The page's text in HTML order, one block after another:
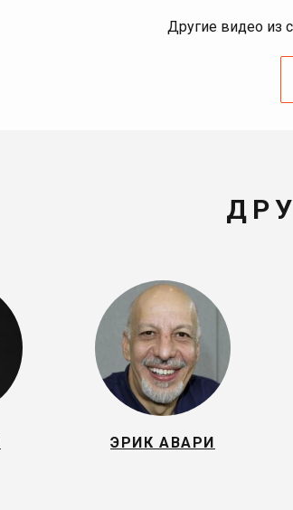
Другие видео из
ЭРИК АВАРИ